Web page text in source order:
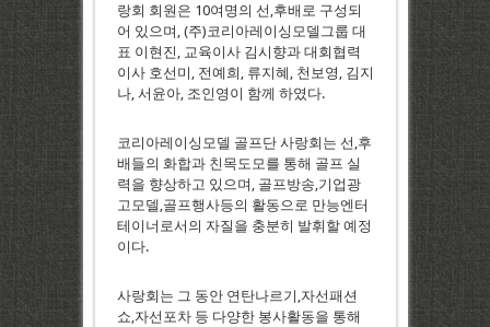
랑회 회원은 10여명의 선,후배로 구성되
어 있으며, (주)코리아레이싱모델그룹 대
표 이현진, 교육이사 김시향과 대회협력
이사 호선미, 전예희, 류지혜, 천보영, 김지
나, 서윤아, 조인영이 함께 하였다.
코리아레이싱모델 골프단 사랑회는 선,후
배들의 화합과 친목도모를 통해 골프 실
력을 향상하고 있으며, 골프방송,기업광
고모델,골프행사등의 활동으로 만능엔터
테이너로서의 자질을 충분히 발휘할 예정
이다.
사랑회는 그 동안 연탄나르기,자선패션
쇼,자선포차 등 다양한 봉사활동을 통해